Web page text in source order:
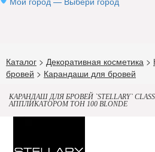
Каталог > Декоративная косметика >
бровей > Карандаши для бровей
КАРАНДАШ ДЛЯ БРОВЕЙ `STELLARY`
АППЛИКАТОРОМ ТОН 100 BLONDE